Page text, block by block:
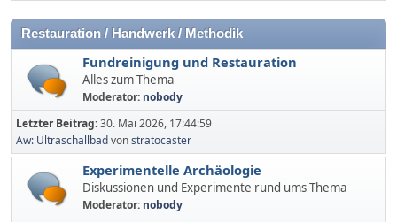
Restauration / Handwerk / Methodik
Fundreinigung und Restauration
Alles zum Thema
Moderator: nobody
Letzter Beitrag:30. Mai 2026, 17:44:59
Aw: Ultraschallbadvonstratocaster
Experimentelle Archäologie
Diskussionen und Experimente rund ums Thema
Moderator: nobody